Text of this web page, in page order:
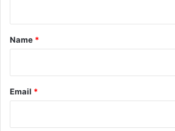
*
Name *
Email *